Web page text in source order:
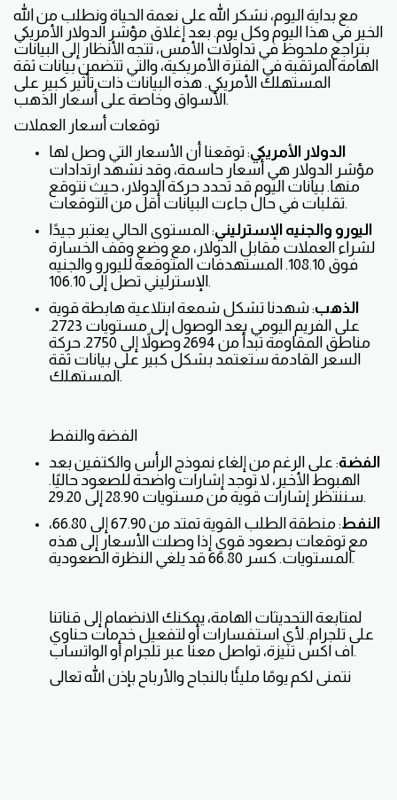
مع بداية اليوم، نشكر الله على نعمة الحياة ونطلب من الله
الخير في هذا اليوم وكل يوم. بعد إغلاق مؤشر الدولار الأمريكي
بتراجع ملحوظ في تداولات الأمس، تتجه الأنظار إلى البيانات
الهامة المرتقبة في الفترة الأمريكية، والتي تتضمن بيانات ثقة
المستهلك الأمريكي. هذه البيانات ذات تأثير كبير على
الأسواق وخاصة على أسعار الذهب.
توقعات أسعار العملات
الدولار الأمريكي: توقعنا أن الأسعار التي وصل لها
مؤشر الدولار هي أسعار حاسمة، وقد نشهد ارتدادات
منها. بيانات اليوم قد تحدد حركة الدولار، حيث نتوقع
تقلبات في حال جاءت البيانات أقل من التوقعات.
اليورو والجنيه الإسترليني: المستوى الحالي يعتبر جيدًا
لشراء العملات مقابل الدولار، مع وضع وقف الخسارة
فوق 108.10. المستهدفات المتوقعة لليورو والجنيه
الإسترليني تصل إلى 106.10.
الذهب: شهدنا تشكل شمعة ابتلاعية هابطة قوية
على الفريم اليومي بعد الوصول إلى مستويات 2723.
مناطق المقاومة تبدأ من 2694 وصولاً إلى 2750. حركة
السعر القادمة ستعتمد بشكل كبير على بيانات ثقة
المستهلك.
الفضة والنفط
الفضة: على الرغم من إلغاء نموذج الرأس والكتفين بعد
الهبوط الأخير، لا توجد إشارات واضحة للصعود حاليًا.
سننتظر إشارات قوية من مستويات 28.90 إلى 29.20.
النفط
: منطقة الطلب القوية تمتد من 67.90 إلى 66.80،
مع توقعات بصعود قوي إذا وصلت الأسعار إلى هذه
المستويات. كسر 66.80 قد يلغي النظرة الصعودية.
لمتابعة التحديثات الهامة، يمكنك الانضمام إلى قناتنا
على تلجرام. لأي استفسارات أو لتفعيل خدمات حناوي
اف اكس تنيزة، تواصل معنا عبر تلجرام أو الواتساب.
نتمنى لكم يومًا مليئًا بالنجاح والأرباح بإذن الله تعالى